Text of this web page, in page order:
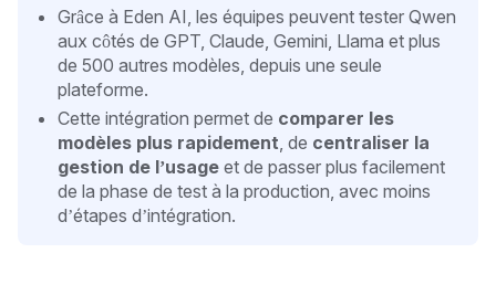
Grâce à Eden AI, les équipes peuvent tester Qwen
aux côtés de GPT, Claude, Gemini, Llama et plus
de 500 autres modèles, depuis une seule
plateforme.
Cette intégration permet de comparer les
modèles plus rapidement , de centraliser la
gestion de l’usage et de passer plus facilement
de la phase de test à la production, avec moins
d’étapes d’intégration.